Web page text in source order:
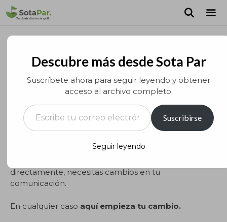
Saltar
Newsletter.
Marc Puig
¡Muy buenas!
Si estás aquí es porque valoras promocionar tu
directamente, necesitas cambios en tu
comunicación.
En cualquier caso aquí empieza tu cambio.
Descubre más desde Sota Par
Suscríbete ahora para seguir leyendo y obtener
acceso al archivo completo.
Escribe tu correo electrónico…
Suscribirse
Seguir leyendo